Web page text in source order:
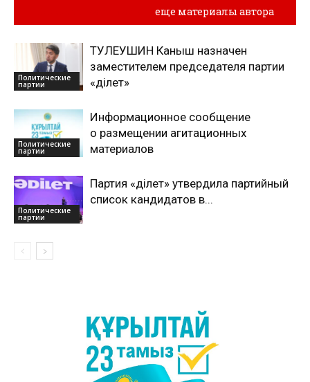
еще материалы автора
Политические
партии
ТУЛЕУШИН Каныш назначен
заместителем председателя партии
«Әділет»
Политические
партии
Информационное сообщение
о размещении агитационных
материалов
Политические
партии
Партия «Әділет» утвердила партийный
список кандидатов в...